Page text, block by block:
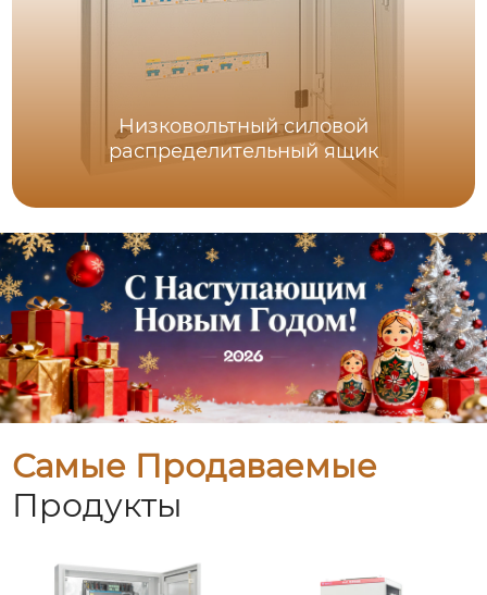
Низковольтный силовой
распределительный ящик
Самые Продаваемые
Продукты